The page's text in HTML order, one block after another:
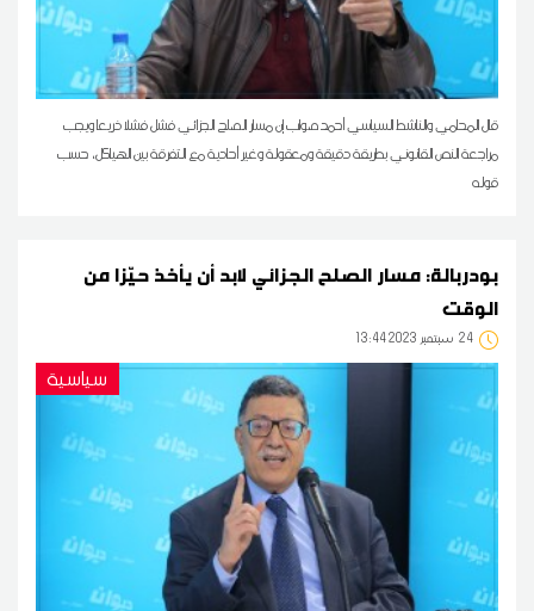
قال المحامي والناشط السياسي أحمد صواب إن مسار الصلح الجزائي فشل فشلا ذريعا ويجب
مراجعة النص القانوني بطريقة دقيقة ومعقولة وغير أحادية مع التفرقة بين الهياكل، حسب
قوله
بودربالة: مسار الصلح الجزائي لابد أن يأخذ حيّزا من
الوقت
24 13:44 2023 سبتمبر
سياسية